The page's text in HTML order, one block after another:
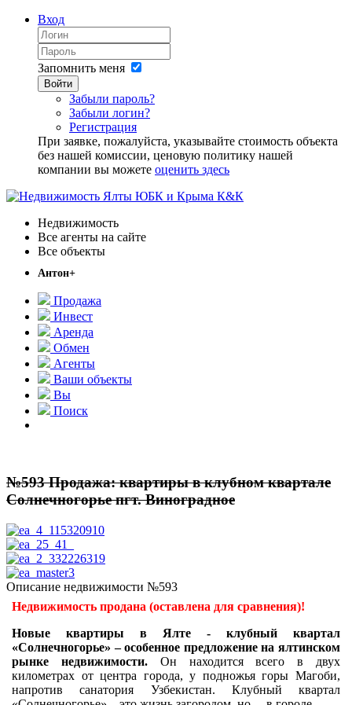
Вход
Запомнить меня
Войти
Забыли пароль?
Забыли логин?
Регистрация
При заявке, пожалуйста, указывайте стоимость объекта
без нашей комиссии, ценовую политику нашей
компании вы можете оценить здесь
Недвижимость
Все агенты на сайте
Все объекты
Антон+
Продажа
Инвест
Аренда
Обмен
Агенты
Ваши объекты
Вы
Поиск
№593 Продажа: квартиры в клубном квартале
Солнечногорье пгт. Виноградное
Описание недвижимости №593
Недвижимость продана (оставлена для сравнения)!
Новые квартиры в Ялте - клубный квартал
«Солнечногорье» – особенное предложение на ялтинском
рынке недвижимости.Он находится всего в двух
километрах от центра города, у подножья горы Магоби,
напротив санатория Узбекистан. Клубный квартал